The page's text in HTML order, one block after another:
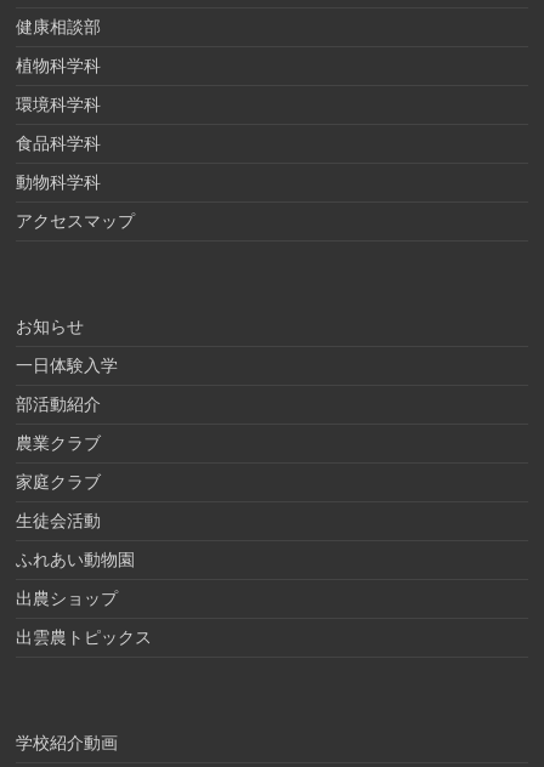
健康相談部
植物科学科
環境科学科
食品科学科
動物科学科
アクセスマップ
お知らせ
一日体験入学
部活動紹介
農業クラブ
家庭クラブ
生徒会活動
ふれあい動物園
出農ショップ
出雲農トピックス
学校紹介動画